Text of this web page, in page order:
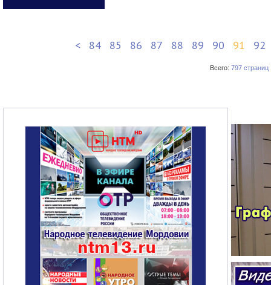
< 84 85 86 87 88 89 90 91 92
Всего: 797 страниц